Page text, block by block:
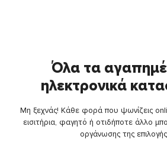
Όλα τα
ηλεκτρονικά
Μη ξεχνάς! Κάθε φορά που ψωνίζεις
εισιτήρια, φαγητό ή οτιδήποτε άλλο
οργάνωσης της